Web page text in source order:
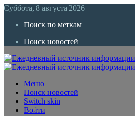
Суббота, 8 августа 2026
Поиск по меткам
Поиск новостей
Меню
Поиск новостей
Switch skin
Войти